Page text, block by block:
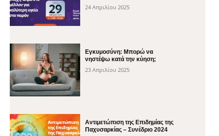
24 Απριλίου 2025
Εγκυμοσύνη: Μπορώ να
νηστέψω κατά την κύηση;
23 Απριλίου 2025
Αντιμετώπιση της Επιδημίας της
Παχυσαρκίας – Συνέδριο 2024